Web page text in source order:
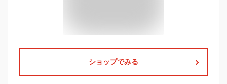
ショップでみる